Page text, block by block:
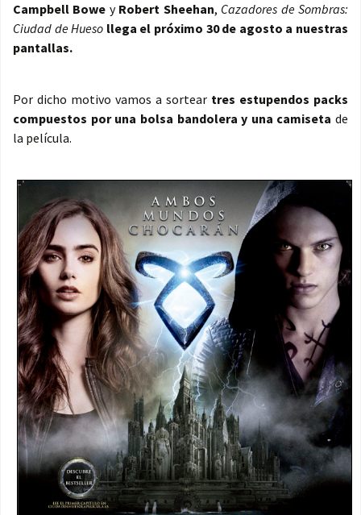
Campbell Bowe y Robert Sheehan, Cazadores de Sombras:
Ciudad de Hueso llega el próximo 30 de agosto a nuestras
pantallas.
Por dicho motivo vamos a sortear tres estupendos packs
compuestos por una bolsa bandolera y una camiseta de
la película.